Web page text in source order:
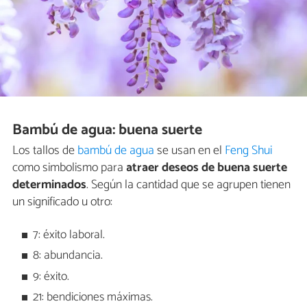
Bambú de agua: buena suerte
Los tallos debambú de aguase usan en el Feng Shui
como simbolismo paraatraer deseos de buena suerte
determinados. Según la cantidad que se agrupen tienen
un significado u otro:
7: éxito laboral.
8: abundancia.
9: éxito.
21: bendiciones máximas.